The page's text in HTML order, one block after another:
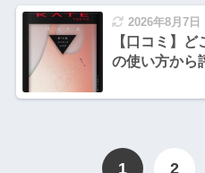
2026年8月7日
【口コミ】
の使い方から
1 2